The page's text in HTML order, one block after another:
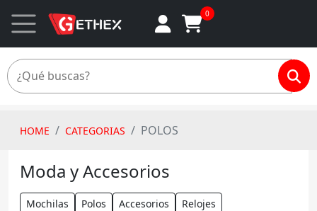
0
HOME CATEGORIAS POLOS
Moda y Accesorios
Mochilas Polos Accesorios Relojes